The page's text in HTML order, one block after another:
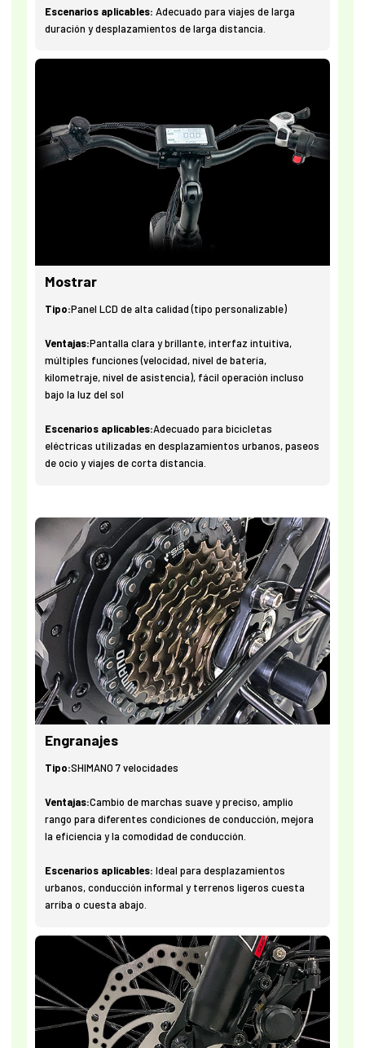
Escenarios aplicables: Adecuado para viajes de larga
duración y desplazamientos de larga distancia.
Mostrar
Tipo:Panel LCD de alta calidad (tipo personalizable)
Ventajas:Pantalla clara y brillante, interfaz intuitiva,
múltiples funciones (velocidad, nivel de batería,
kilometraje, nivel de asistencia), fácil operación incluso
bajo la luz del sol
Escenarios aplicables:Adecuado para bicicletas
eléctricas utilizadas en desplazamientos urbanos, paseos
de ocio y viajes de corta distancia.
Engranajes
Tipo:SHIMANO 7 velocidades
Ventajas:Cambio de marchas suave y preciso, amplio
rango para diferentes condiciones de conducción, mejora
la eficiencia y la comodidad de conducción.
Escenarios aplicables:Ideal para desplazamientos
urbanos, conducción informal y terrenos ligeros cuesta
arriba o cuesta abajo.